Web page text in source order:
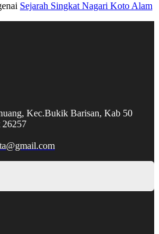
Sejarah Singkat Nagari Koto Alam
Kec.Bukik Barisan, Kab 50
26257